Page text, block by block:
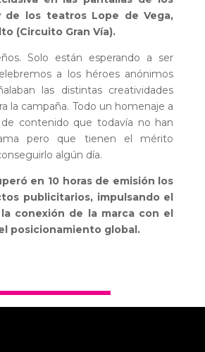
de los teatros Lope de Vega,
(Circuito Gran Vía).
Solo están esperando a ser
a los héroes anónimos
las distintas creatividades
la campaña. Todo un homenaje a
de contenido que todavía no han
pero que tienen el mérito
algún día.
en 10 horas de emisión los
publicitarios, impulsando el
conexión de la marca con el
posicionamiento global.